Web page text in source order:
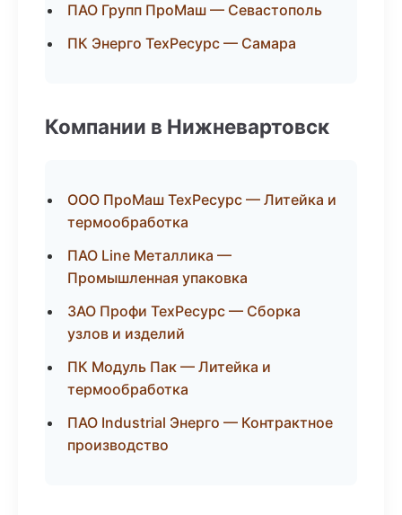
ПАО Групп ПроМаш — Севастополь
ПК Энерго ТехРесурс — Самара
Компании в Нижневартовск
ООО ПроМаш ТехРесурс — Литейка и
термообработка
ПАО Line Металлика —
Промышленная упаковка
ЗАО Профи ТехРесурс — Сборка
узлов и изделий
ПК Модуль Пак — Литейка и
термообработка
ПАО Industrial Энерго — Контрактное
производство